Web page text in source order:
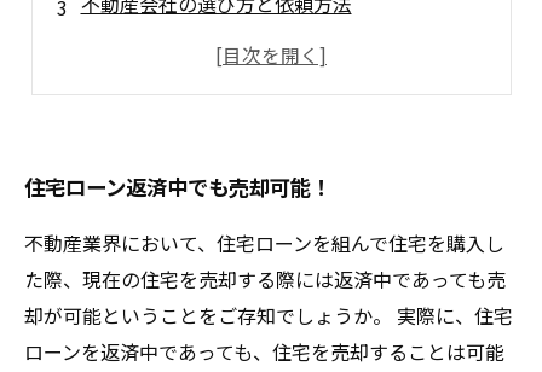
住宅ローン残債が残る場合の売却方法
住宅ローン返済中でも売却可能！
不動産業界において、住宅ローンを組んで住宅を購入し
た際、現在の住宅を売却する際には返済中であっても売
却が可能ということをご存知でしょうか。 実際に、住宅
ローンを返済中であっても、住宅を売却することは可能